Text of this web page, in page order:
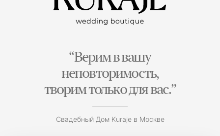
“Верим в вашу
неповторимость,
творим только для вас.”
Свадебный Дом Kuraje в Москве